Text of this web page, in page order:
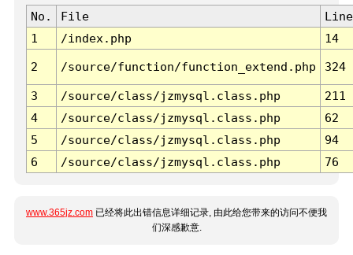
No. File
Line
1
/index.php 14
2 /source/function/function_extend.php 324
3 /source/class/jzmysql.class.php
211
4
/source/class/jzmysql.class.php
62
5
/source/class/jzmysql.class.php
94
6
/source/class/jzmysql.class.php 76
www.365jz.com 已经将此出错信息详细记录, 由此给您带来的访问不便我
们深感歉意.